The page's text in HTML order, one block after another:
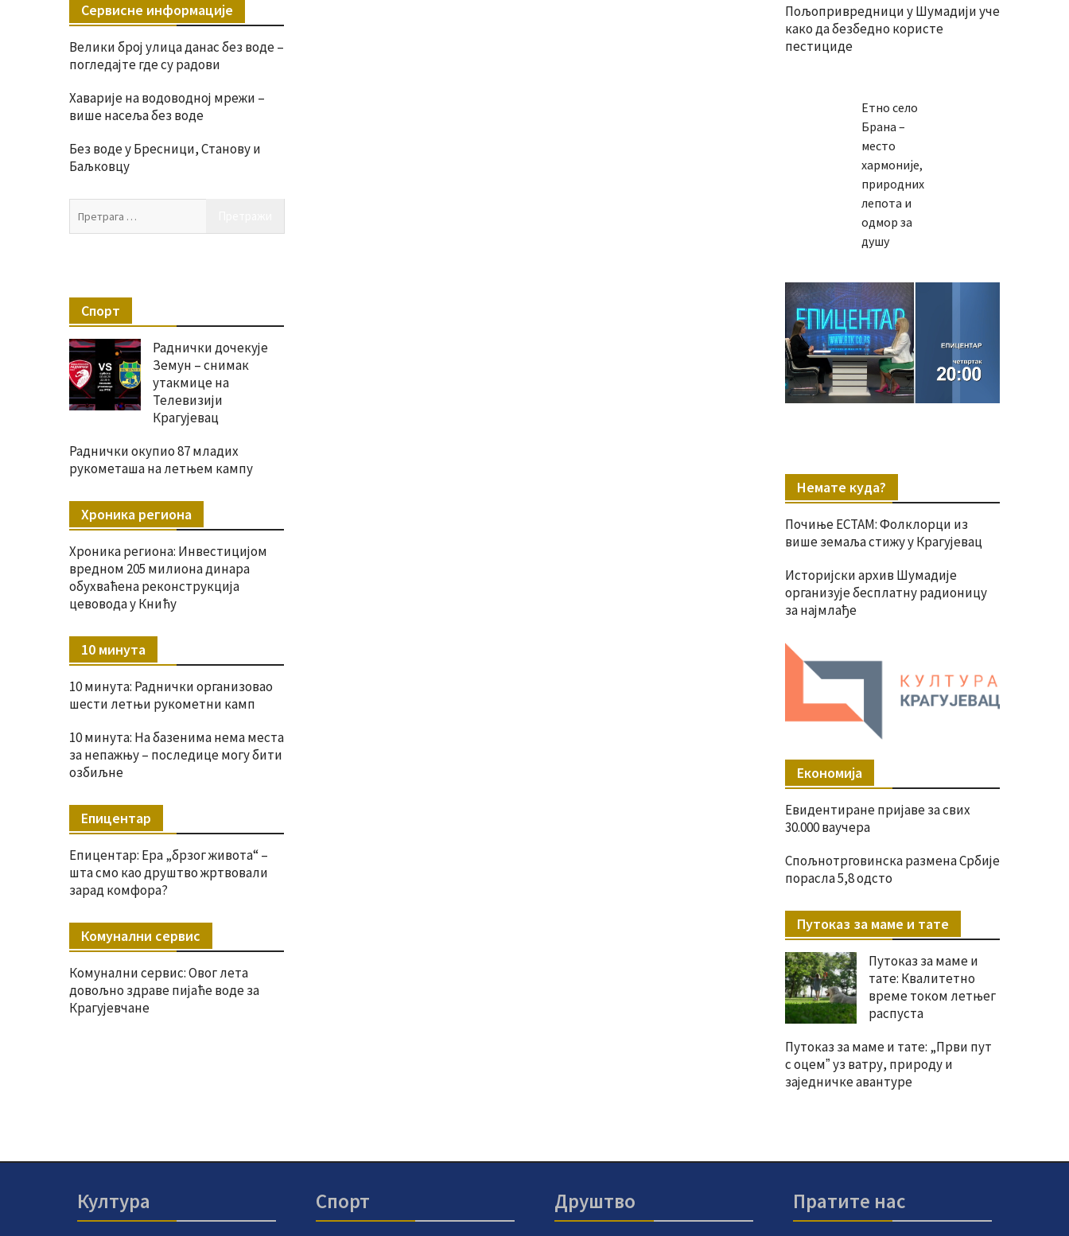
Пољопривредници у Шумадији уче
како да безбедно користе
пестициде
Етно село
Брана –
место
хармоније,
природних
лепота и
одмор за
душу
Немате куда?
Почиње ЕСТАМ: Фолклорци из
више земаља стижу у Крагујевац
Историјски архив Шумадије
организује бесплатну радионицу
за најмлађе
Економија
Евидентиране пријаве за свих
30.000 ваучера
Спољнотрговинска размена Србије
порасла 5,8 одсто
Путоказ за маме и тате
Путоказ за маме и
тате: Квалитетно
време током летњег
распуста
Путоказ за маме и тате: „Први пут
с оцемˮ уз ватру, природу и
заједничке авантуре
Сервисне информације
Велики број улица данас без воде –
погледајте где су радови
Хаварије на водоводној мрежи –
више насеља без воде
Без воде у Бресници, Станову и
Баљковцу
Спорт
Раднички дочекује
Земун – снимак
утакмице на
Телевизији
Крагујевац
Раднички окупио 87 младих
рукометаша на летњем кампу
Хроника региона
Хроника региона: Инвестицијом
вредном 205 милиона динара
обухваћена реконструкција
цевовода у Книћу
10 минута
10 минута: Раднички организовао
шести летњи рукометни камп
10 минута: На базенима нема места
за непажњу – последице могу бити
озбиљне
Епицентар
Епицентар: Ера „брзог живота“ –
шта смо као друштво жртвовали
зарад комфора?
Комунални сервис
Комунални сервис: Овог лета
довољно здраве пијаће воде за
Крагујевчане
Култура Спорт Друштво Пратите нас